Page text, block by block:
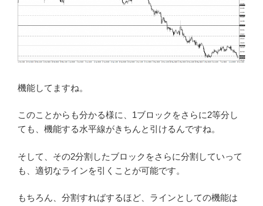
機能してますね。
このことからも分かる様に、1ブロックをさらに2等分し
ても、機能する水平線がきちんと引けるんですね。
そして、その2分割したブロックをさらに分割していって
も、適切なラインを引くことが可能です。
もちろん、分割すればするほど、ラインとしての機能は